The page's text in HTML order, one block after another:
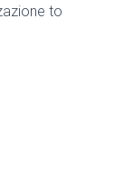
to